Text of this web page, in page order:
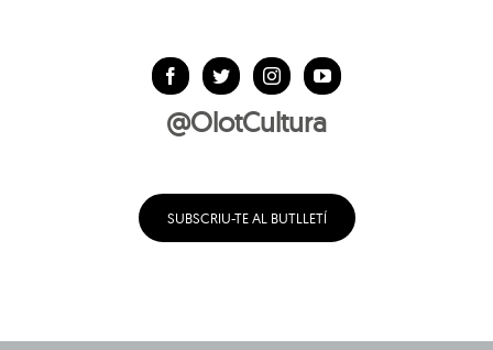
@OlotCultura
SUBSCRIU-TE AL BUTLLETÍ